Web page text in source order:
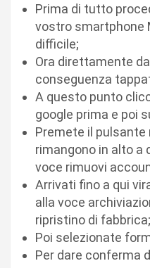
Prima di tutto
vostro smartphone
difficile;
Ora direttamente
conseguenza
A questo punto
google prima e poi
Premete il pulsante
rimangono in alto a
voce rimuovi
Arrivati fino a qui
alla voce
ripristino di fabbrica;
Poi selezionate
Per dare conferma